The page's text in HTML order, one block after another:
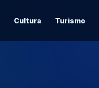
Cultura Turismo